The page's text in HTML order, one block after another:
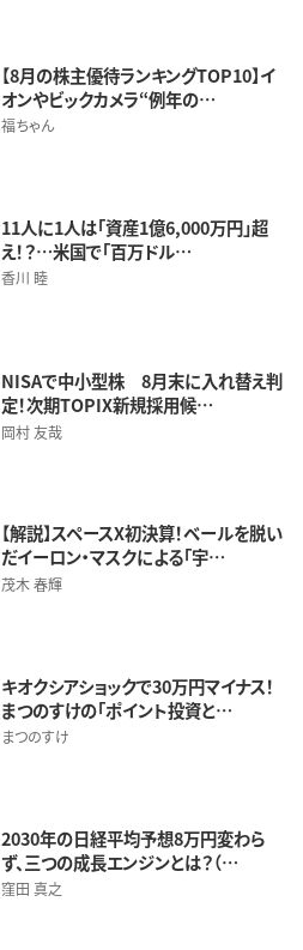
【8月の株主優待ランキングTOP10】イ
オンやビックカメラ“例年の…
福ちゃん
11人に1人は「資産1億6,000万円」超
え！？…米国で「百万ドル…
香川 睦
NISAで中小型株 8月末に入れ替え判
定！次期TOPIX新規採用候…
岡村 友哉
【解説】スペースX初決算！ベールを脱い
だイーロン・マスクによる「宇…
茂木 春輝
キオクシアショックで30万円マイナス！
まつのすけの「ポイント投資と…
まつのすけ
2030年の日経平均予想8万円変わら
ず、三つの成長エンジンとは？（…
窪田 真之